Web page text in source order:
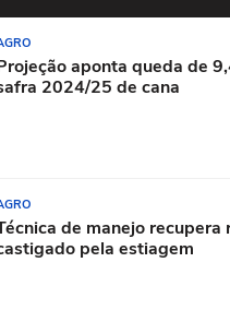
aponta queda de
2024/25 de cana
de manejo recupera
pela estiagem